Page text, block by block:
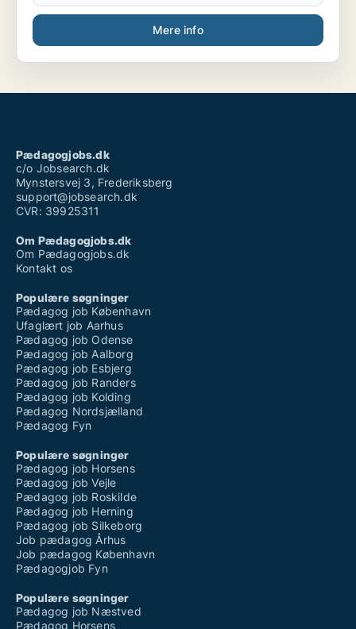
Mere info
Pædagogjobs.dk
c/o Jobsearch.dk
Mynstersvej 3, Frederiksberg
support@jobsearch.dk
CVR: 39925311
Om Pædagogjobs.dk
Om Pædagogjobs.dk
Kontakt os
Populære søgninger
Pædagog job København
Ufaglært job Aarhus
Pædagog job Odense
Pædagog job Aalborg
Pædagog job Esbjerg
Pædagog job Randers
Pædagog job Kolding
Pædagog Nordsjælland
Pædagog Fyn
Populære søgninger
Pædagog job Horsens
Pædagog job Vejle
Pædagog job Roskilde
Pædagog job Herning
Pædagog job Silkeborg
Job pædagog Århus
Job pædagog København
Pædagogjob Fyn
Populære søgninger
Pædagog job Næstved
Pædagog Horsens